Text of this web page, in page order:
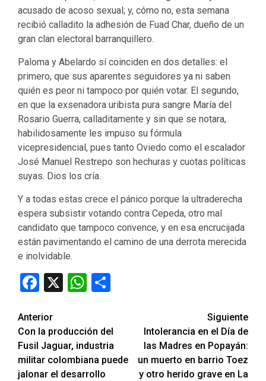
acusado de acoso sexual; y, cómo no, esta semana
recibió calladito la adhesión de Fuad Char, dueño de un
gran clan electoral barranquillero.
Paloma y Abelardo sí coinciden en dos detalles: el
primero, que sus aparentes seguidores ya ni saben
quién es peor ni tampoco por quién votar. El segundo,
en que la exsenadora uribista pura sangre María del
Rosario Guerra, calladitamente y sin que se notara,
habilidosamente les impuso su fórmula
vicepresidencial, pues tanto Oviedo como el escalador
José Manuel Restrepo son hechuras y cuotas políticas
suyas. Dios los cría.
Y a todas estas crece el pánico porque la ultraderecha
espera subsistir votando contra Cepeda, otro mal
candidato que tampoco convence, y en esa encrucijada
están pavimentando el camino de una derrota merecida
e inolvidable.
Facebook
X WhatsApp
Seguir
leyendo
Anterior
Con la producción del
Fusil Jaguar, industria
militar colombiana puede
jalonar el desarrollo
Siguiente
Intolerancia en el Día de
las Madres en Popayán:
un muerto en barrio Toez
y otro herido grave en La